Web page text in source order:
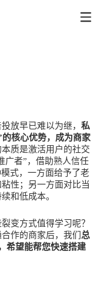
放早已难以为继，私
核心优势，成为商家
质是激活用户的社交
广者”，借助熟人信任
式，一方面给予了老
性；另一方面对比当
和低成本。
变方式值得学习呢？
作的商家后，我们 总
希望能帮您快速搭建